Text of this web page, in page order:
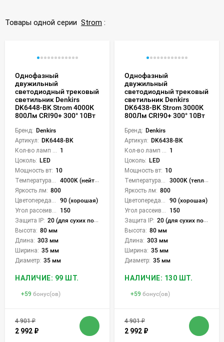
Товары одной серии Strom :
Однофазный
двужильный
светодиодный трековый
светильник Denkirs
DK6448-BK Strom 4000К
800Лм CRI90+ 300° 10Вт
Бренд: Denkirs
Артикул: DK6448-BK
1
Цоколь: LED
Мощность вт: 10
4000K (нейтральный)
Яркость лм: 800
90 (хорошая)
150
Защита IP: 20 (для сухих пом.)
Высота: 80 мм
Длина: 303 мм
Ширина: 35 мм
Диаметр: 35 мм
НАЛИЧИЕ: 99 ШТ.
+59 бонус(ов)
4 901₽
2 992 ₽
Однофазный
двужильный
светодиодный трековый
светильник Denkirs
DK6438-BK Strom 3000К
800Лм CRI90+ 300° 10Вт
Бренд: Denkirs
Артикул: DK6438-BK
1
Цоколь: LED
Мощность вт: 10
3000K (теплый)
Яркость лм: 800
90 (хорошая)
150
Защита IP: 20 (для сухих пом.)
Высота: 80 мм
Длина: 303 мм
Ширина: 35 мм
Диаметр: 35 мм
НАЛИЧИЕ: 130 ШТ.
+59 бонус(ов)
4 901₽
2 992 ₽